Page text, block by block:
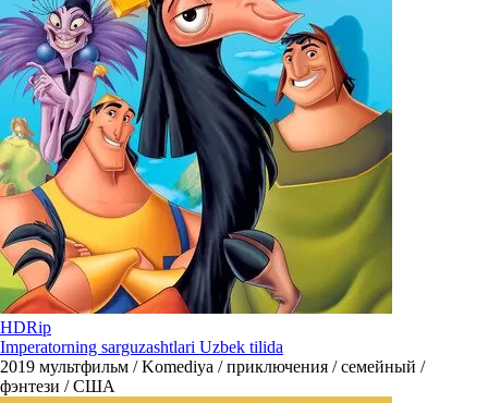
HDRip
Imperatorning sarguzashtlari Uzbek tilida
2019 мультфильм / Komediya / приключения / семейный /
фэнтези / США